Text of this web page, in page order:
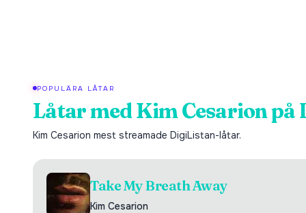
POPULÄRA LÅTAR
Låtar medKim Cesarionpå
Kim Cesarion mest streamade DigiListan-låtar.
Take My Breath Away
Kim Cesarion